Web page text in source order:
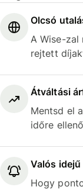
Olcsó
A Wise-
rejtett
Átváltási
Mentsd el
időre
Valós
Hogy